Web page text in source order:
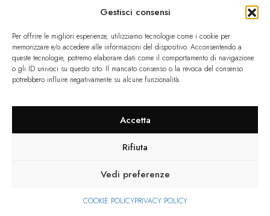
Gestisci consensi
Per offrire le migliori esperienze, utilizziamo tecnologie come i cookie per
memorizzare e/o accedere alle informazioni del dispositivo. Acconsentendo a
queste tecnologie, potremo elaborare dati come il comportamento di navigazione
o gli ID univoci su questo sito. Il mancato consenso o la revoca del consenso
potrebbero influire negativamente su alcune funzionalità.
Accetta
Rifiuta
Vedi preferenze
COOKIE POLICYPRIVACY POLICY